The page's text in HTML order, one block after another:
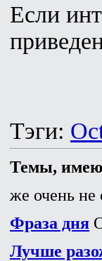
Если
Тэги:
Темы,
же очень не
Фраза дня
Лучше